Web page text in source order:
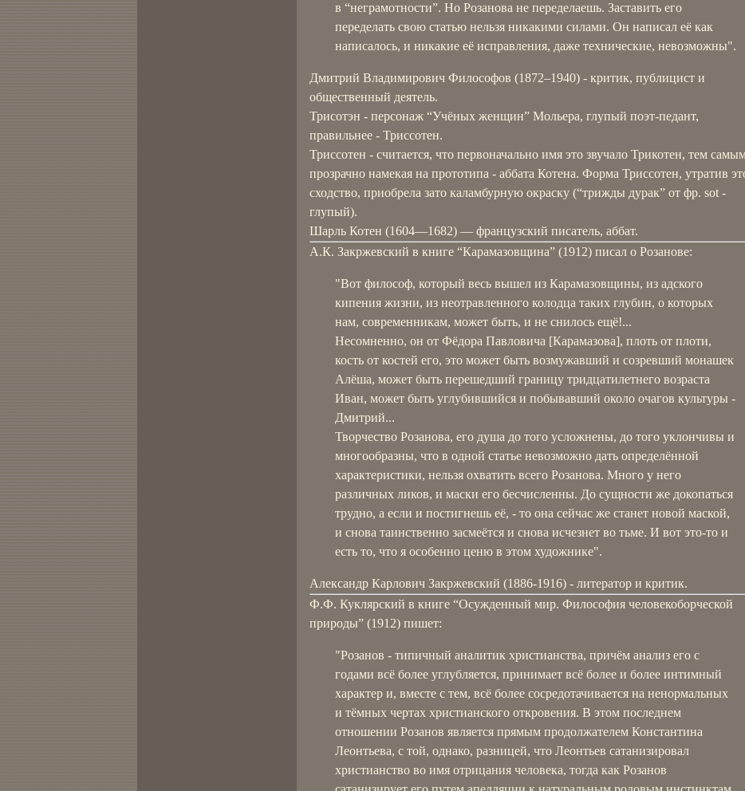
в “неграмотности”. Но Розанова не переделаешь. Заставить его
переделать свою статью нельзя никакими силами. Он написал её как
написалось, и никакие её исправления, даже технические, невозможны".
Дмитрий Владимирович Философов (1872–1940) - критик, публицист и
общественный деятель.
Трисотэн - персонаж “Учёных женщин” Мольера, глупый поэт-педант,
правильнее - Триссотен.
Триссотен - считается, что первоначально имя это звучало Трикотен, тем
прозрачно намекая на прототипа - аббата Котена. Форма Триссотен, утратив
сходство, приобрела зато каламбурную окраску (“трижды дурак” от фр. sot -
глупый).
Шарль Котен (1604—1682) — французский писатель, аббат.
А.К. Закржевский в книге “Карамазовщина” (1912) писал о Розанове:
"Вот философ, который весь вышел из Карамазовщины, из адского
кипения жизни, из неотравленного колодца таких глубин, о которых
нам, современникам, может быть, и не снилось ещё!...
Несомненно, он от Фёдора Павловича [Карамазова], плоть от плоти,
кость от костей его, это может быть возмужавший и созревший монашек
Алёша, может быть перешедший границу тридцатилетнего возраста
Иван, может быть углубившийся и побывавший около очагов культуры -
Дмитрий...
Творчество Розанова, его душа до того усложнены, до того уклончивы и
многообразны, что в одной статье невозможно дать определённой
характеристики, нельзя охватить всего Розанова. Много у него
различных ликов, и маски его бесчисленны. До сущности же докопаться
трудно, а если и постигнешь её, - то она сейчас же станет новой маской,
и снова таинственно засмеётся и снова исчезнет во тьме. И вот это-то и
есть то, что я особенно ценю в этом художнике".
Александр Карлович Закржевский (1886-1916) - литератор и критик.
Ф.Ф. Куклярский в книге “Осужденный мир. Философия человекоборческой
природы” (1912) пишет:
"Розанов - типичный аналитик христианства, причём анализ его с
годами всё более углубляется, принимает всё более и более интимный
характер и, вместе с тем, всё более сосредотачивается на ненормальных
и тёмных чертах христианского откровения. В этом последнем
отношении Розанов является прямым продолжателем Константина
Леонтьева, с той, однако, разницей, что Леонтьев сатанизировал
христианство во имя отрицания человека, тогда как Розанов